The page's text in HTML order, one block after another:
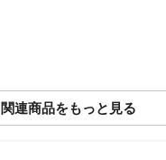
関連商品をもっと見る